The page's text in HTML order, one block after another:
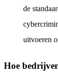
de
uitvoeren
Hoe